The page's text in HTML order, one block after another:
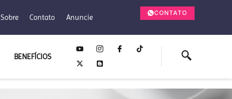
Sobre Contato Anuncie
CONTATO
BENEFÍCIOS